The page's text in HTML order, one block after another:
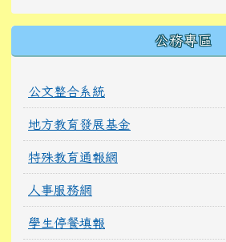
公務專區
公文整合系統
地方教育發展基金
特殊教育通報網
人事服務網
學生停餐填報